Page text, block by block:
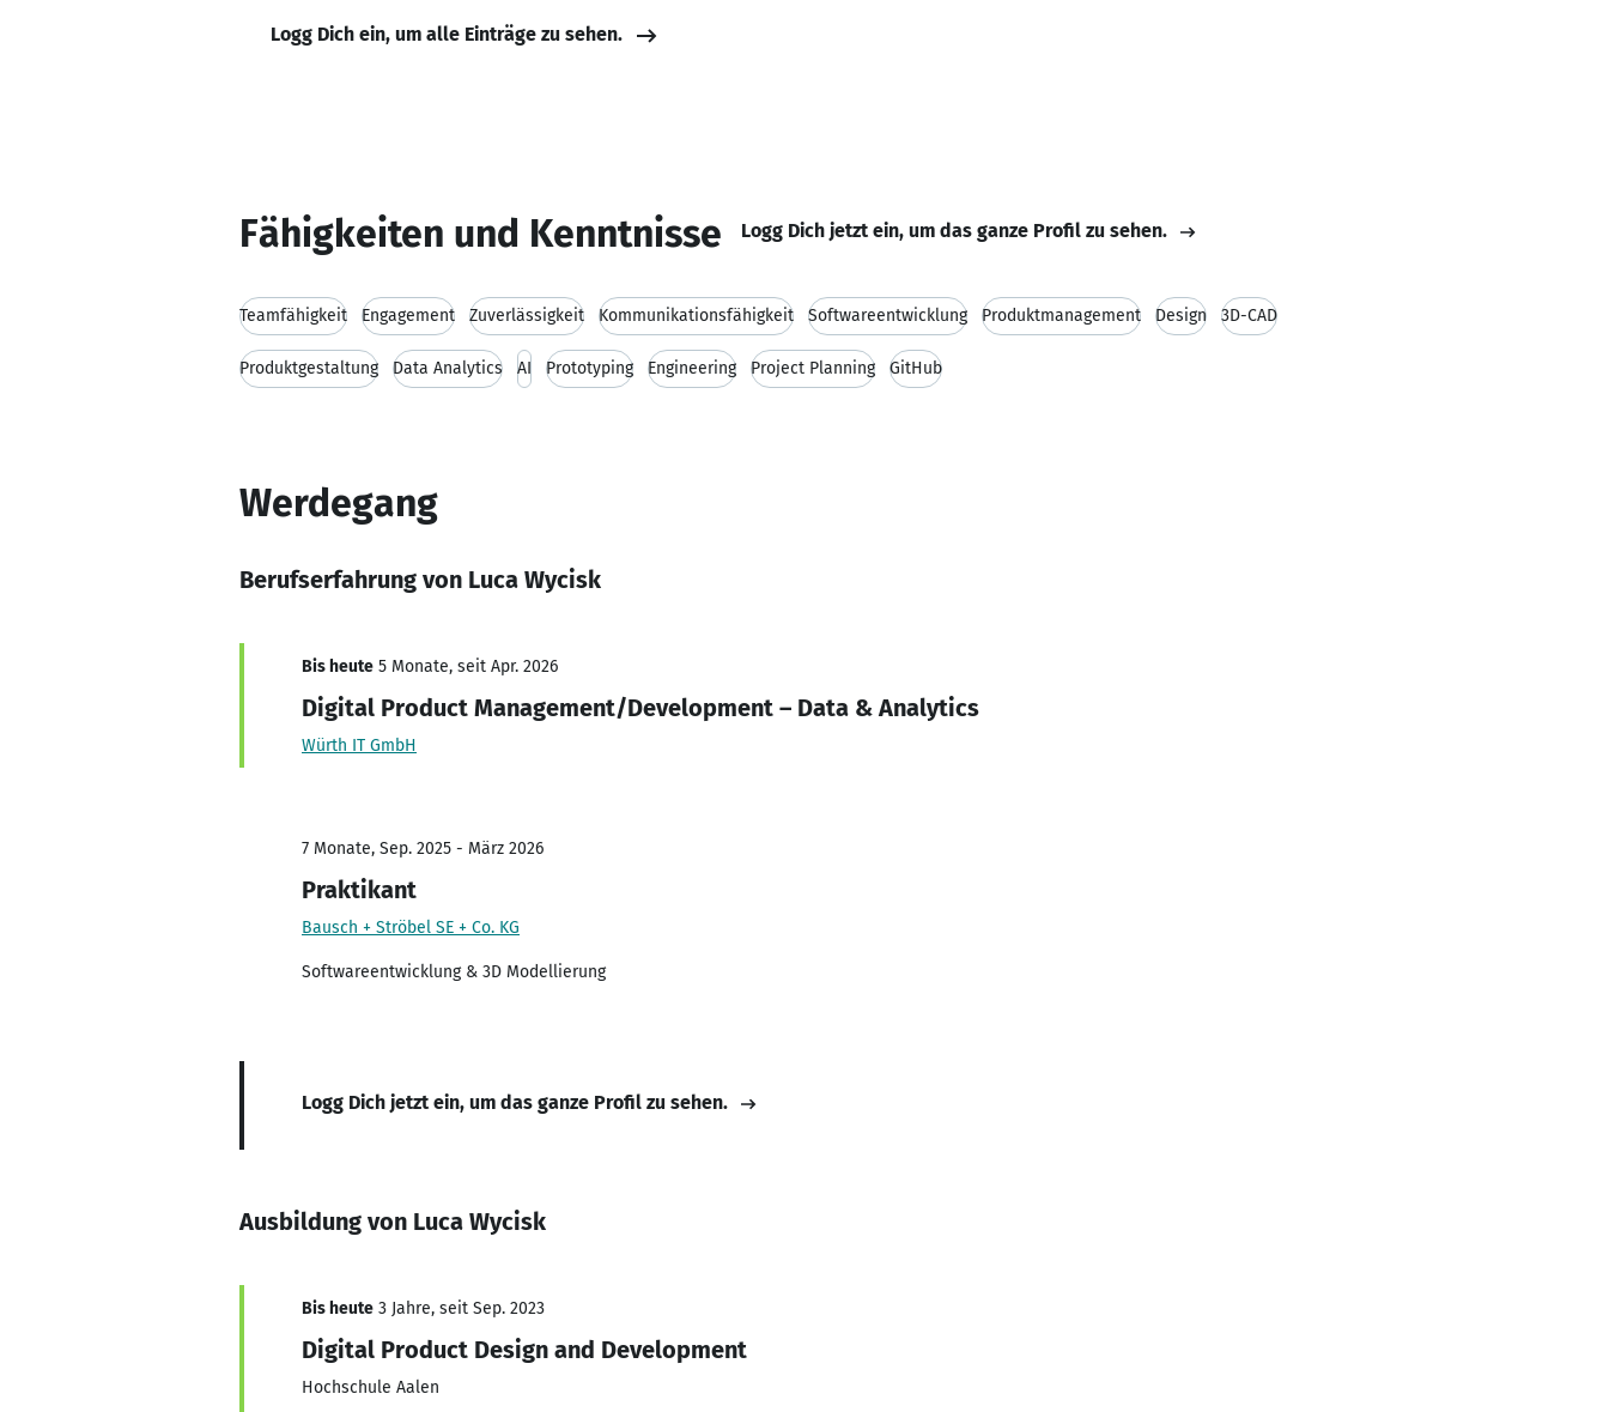
Logg Dich ein, um alle Einträge zu sehen.
Fähigkeiten und Kenntnisse Logg Dich jetzt ein, um das ganze Profil zu sehen.
Teamfähigkeit Engagement Zuverlässigkeit Kommunikationsfähigkeit Softwareentwicklung Produktmanagement Design 3D-CAD
Produktgestaltung Data Analytics AI Prototyping Engineering Project Planning GitHub
Werdegang
Berufserfahrung von Luca Wycisk
Bis heute 5 Monate, seit Apr. 2026
Digital Product Management/Development – Data & Analytics
Würth IT GmbH
7 Monate, Sep. 2025 - März 2026
Praktikant
Bausch + Ströbel SE + Co. KG
Softwareentwicklung & 3D Modellierung
Logg Dich jetzt ein, um das ganze Profil zu sehen.
Ausbildung von Luca Wycisk
Bis heute 3 Jahre, seit Sep. 2023
Digital Product Design and Development
Hochschule Aalen